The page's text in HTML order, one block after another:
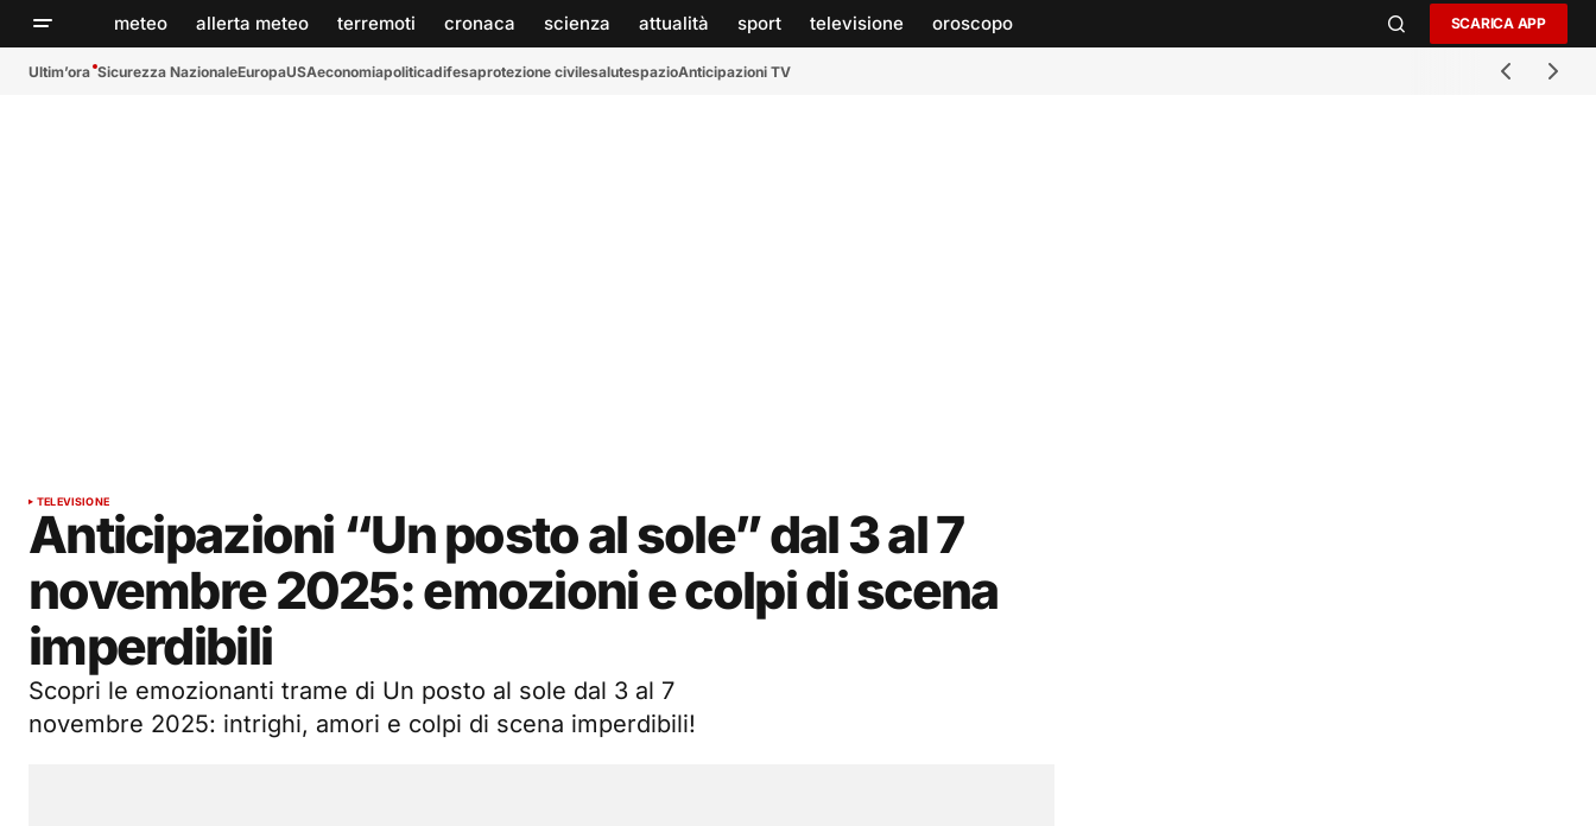
meteo allerta meteo terremoti cronaca scienza attualità sport televisione oroscopo SCARICA APP
Ultim’ora Sicurezza NazionaleEuropaUSAeconomiapoliticadifesaprotezione civilesalutespazioAnticipazioni TV
TELEVISIONE
Anticipazioni “Un posto al sole” dal 3 al 7
novembre 2025: emozioni e colpi di scena
imperdibili
Scopri le emozionanti trame di Un posto al sole dal 3 al 7
novembre 2025: intrighi, amori e colpi di scena imperdibili!